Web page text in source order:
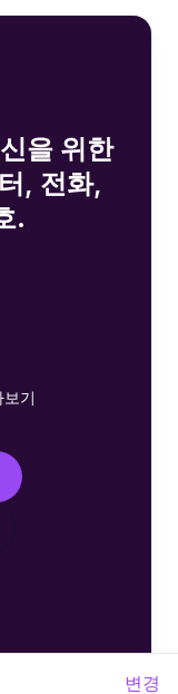
변경
을 위한
, 전화,
.
기